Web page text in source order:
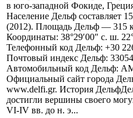
в юго-западной Фокиде,
Население Дельф составляет
(2012). Площадь Дельф — 315
Координаты: 38°29′00″ с. ш.
Телефонный код Дельф: +30
Почтовый индекс Дельф:
Автомобильный код Дельф:
Официальный сайт города
www.delfi.gr. История
достигли вершины своего
VI-IV вв. до н. э...